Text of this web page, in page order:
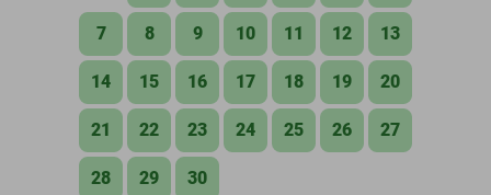
7 8 9 10 11 12 13
14 15 16 17 18 19 20
21 22 23 24 25 26 27
28 29 30